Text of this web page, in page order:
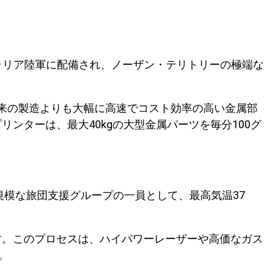
ア陸軍に配備され、ノーザン・テリトリーの極端な
の製造よりも大幅に高速でコスト効率の高い金属部
ンターは、最大40kgの大型金属パーツを毎分100グ
な旅団支援グループの一員として、最高気温37
このプロセスは、ハイパワーレーザーや高価なガス